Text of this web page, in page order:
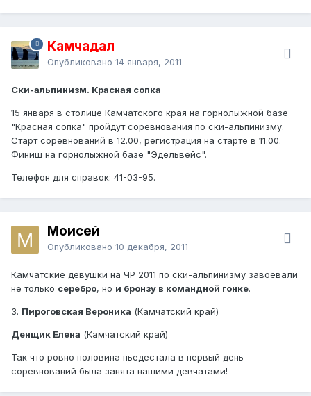
Камчадал
Опубликовано 14 января, 2011
Ски-альпинизм. Красная сопка
15 января в столице Камчатского края на горнолыжной базе
"Красная сопка" пройдут соревнования по ски-альпинизму.
Старт соревнований в 12.00, регистрация на старте в 11.00.
Финиш на горнолыжной базе "Эдельвейс".
Телефон для справок: 41-03-95.
Моисей
Опубликовано 10 декабря, 2011
Камчатские девушки на ЧР 2011 по ски-альпинизму завоевали
не только серебро, но и бронзу в командной гонке.
3. Пироговская Вероника (Камчатский край)
Денщик Елена (Камчатский край)
Так что ровно половина пьедестала в первый день
соревнований была занята нашими девчатами!